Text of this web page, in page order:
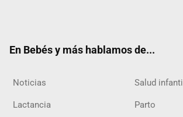
En Bebés y más hablamos de...
Noticias Salud infantil
Lactancia Parto